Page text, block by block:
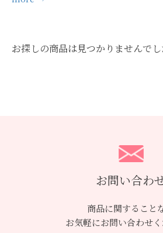
お探しの商品は見つかりませんで
お問い合わ
商品に関すること
お気軽にお問い合わせく